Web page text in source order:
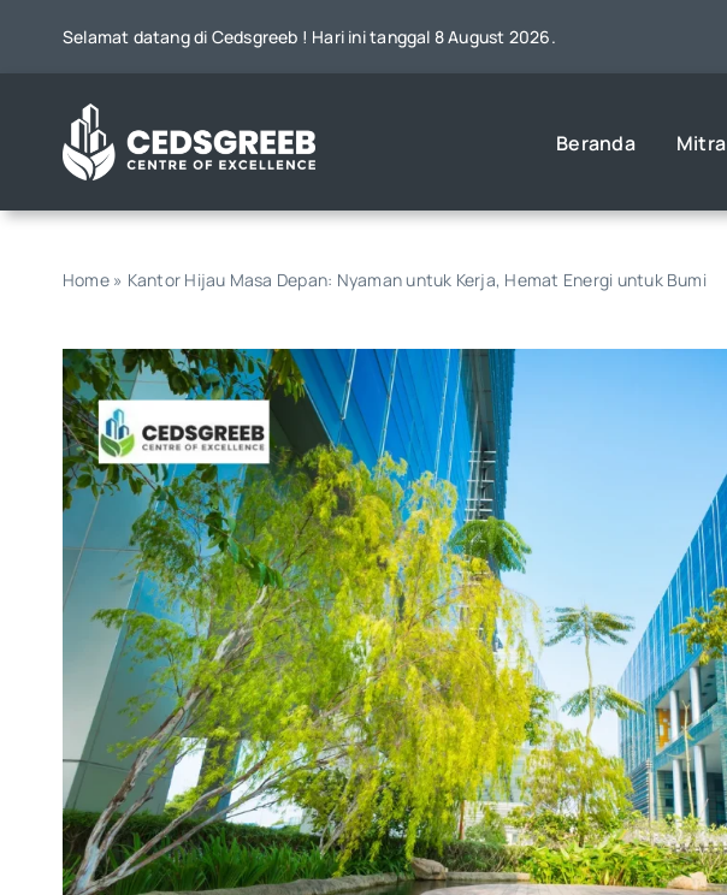
Selamat datang di Cedsgreeb ! Hari ini tanggal 8 August 2026.
Beranda Mitra
Home» Kantor Hijau Masa Depan: Nyaman untuk Kerja, Hemat Energi untuk Bumi